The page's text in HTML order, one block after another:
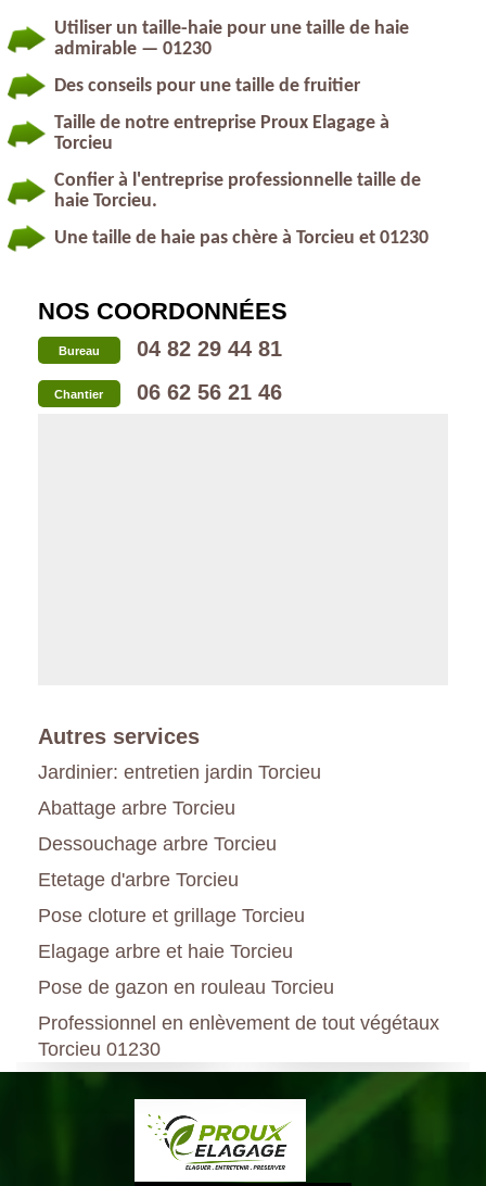
Utiliser un taille-haie pour une taille de haie
admirable — 01230
Des conseils pour une taille de fruitier
Taille de notre entreprise Proux Elagage à
Torcieu
Confier à l'entreprise professionnelle taille de
haie Torcieu.
Une taille de haie pas chère à Torcieu et 01230
NOS COORDONNÉES
Bureau 04 82 29 44 81
Chantier 06 62 56 21 46
Autres services
Jardinier: entretien jardin Torcieu
Abattage arbre Torcieu
Dessouchage arbre Torcieu
Etetage d'arbre Torcieu
Pose cloture et grillage Torcieu
Elagage arbre et haie Torcieu
Pose de gazon en rouleau Torcieu
Professionnel en enlèvement de tout végétaux
Torcieu 01230